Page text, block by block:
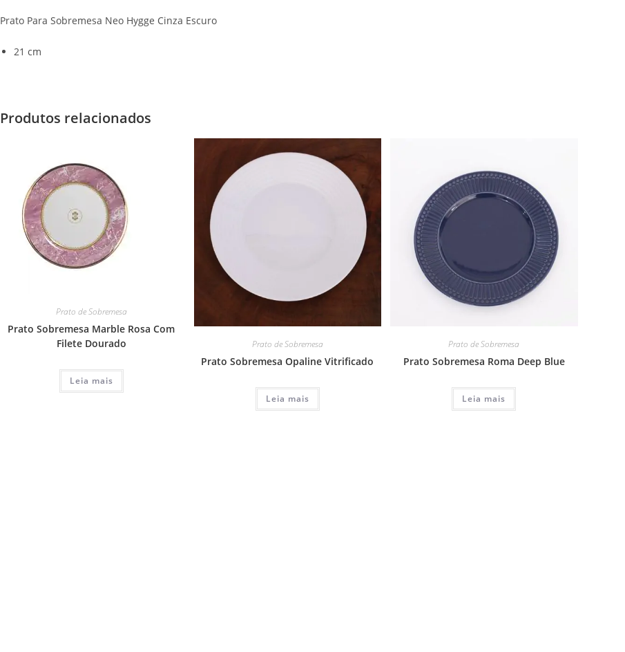
Prato Para Sobremesa Neo Hygge Cinza Escuro
21 cm
Produtos relacionados
Prato de Sobremesa
Prato Sobremesa Marble Rosa Com
Filete Dourado
Leia mais
Prato de Sobremesa
Prato Sobremesa Opaline Vitrificado
Leia mais
Prato de Sobremesa
Prato Sobremesa Roma Deep Blue
Leia mais